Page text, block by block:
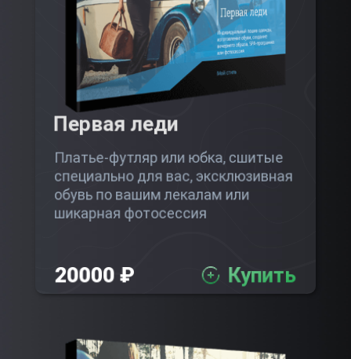
Первая леди
Платье-футляр или юбка, сшитые
специально для вас, эксклюзивная
обувь по вашим лекалам или
шикарная фотосессия
20000 ₽ Купить